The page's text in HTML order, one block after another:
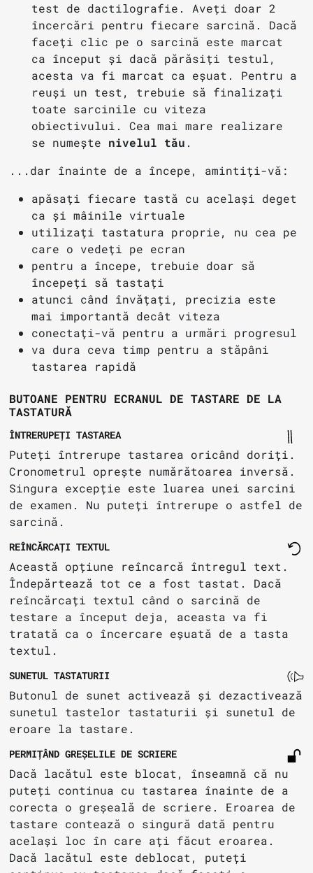
test de dactilografie. Aveți doar 2
încercări pentru fiecare sarcină. Dacă
faceți clic pe o sarcină este marcat
ca început și dacă părăsiți testul,
acesta va fi marcat ca eșuat.
Pentru a
reuși un test, trebuie să finalizați
toate sarcinile cu viteza
obiectivului. Cea mai mare realizare
se numește nivelul tău .
...dar înainte de a începe, amintiți-vă:
apăsați fiecare tastă cu același deget
ca și mâinile virtuale
utilizați tastatura proprie, nu cea pe
care o vedeți pe ecran
pentru a începe, trebuie doar să
începeți să tastați
atunci când învățați, precizia este
mai importantă decât viteza
conectați-vă pentru a urmări progresul
va dura ceva timp pentru a stăpâni
tastarea rapidă
BUTOANE PENTRU ECRANUL DE TASTARE DE LA
TASTATURĂ
ÎNTRERUPEȚI TASTAREA
Puteți întrerupe tastarea oricând doriți.
Cronometrul oprește numărătoarea inversă.
Singura excepție este luarea unei sarcini
de examen. Nu puteți întrerupe o astfel de
sarcină.
REÎNCĂRCAȚI TEXTUL
Această opțiune reîncarcă întregul text.
Îndepărtează tot ce a fost tastat. Dacă
reîncărcați textul când o sarcină de
testare a început deja, aceasta va fi
tratată ca o încercare eșuată de a tasta
textul.
SUNETUL TASTATURII
Butonul de sunet activează și dezactivează
sunetul tastelor tastaturii și sunetul de
eroare la tastare.
PERMIȚÂND GREȘELILE DE SCRIERE
Dacă lacătul este blocat, înseamnă că nu
puteți continua cu tastarea înainte de a
corecta o greșeală de scriere. Eroarea de
tastare contează o singură dată pentru
același loc în care ați făcut eroarea.
Dacă lacătul este deblocat, puteți